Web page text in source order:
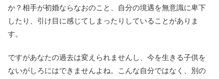
か？相手が初婚ならなおのこと、自分の境遇を無意識に卑下
したり、引け目に感じてしまったりしていることがありま
す。
ですがあなたの過去は変えられませんし、今を生きる子供を
ないがしろにはできませんよね。こんな自分ではなく、別の